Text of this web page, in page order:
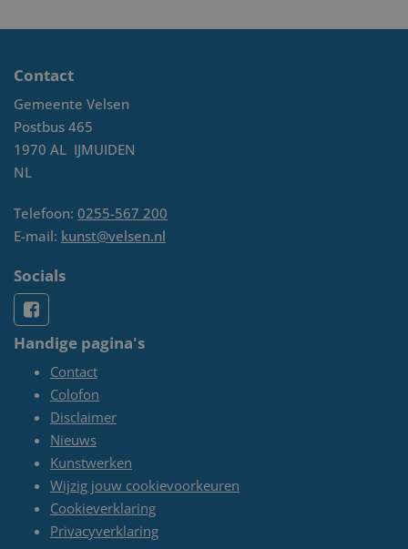
Contact
Gemeente Velsen
Postbus 465
1970 AL IJMUIDEN
NL
Telefoon: 0255-567 200
E-mail: kunst@velsen.nl
Socials
Handige pagina's
Contact
Colofon
Disclaimer
Nieuws
Kunstwerken
Wijzig jouw cookievoorkeuren
Cookieverklaring
Privacyverklaring